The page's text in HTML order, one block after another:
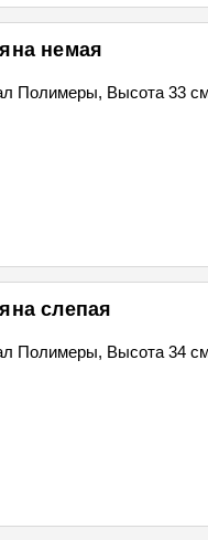
немая
Полимеры, Высота 33
слепая
Полимеры, Высота 34